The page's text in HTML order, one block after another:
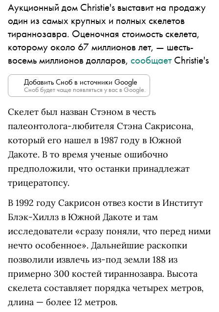
Аукционный дом Christie's выставит на продажу
один из самых крупных и полных скелетов
тираннозавра. Оценочная стоимость скелета,
которому около 67 миллионов лет, — шесть-
восемь миллионов долларов, сообщаетChristie's
Добавить Сноб в источники Google
Сноб будет чаще появляться у вас в Google.
Скелет был назван Стэном в честь
палеонтолога-любителя Стэна Сакрисона,
который его нашел в 1987 году в Южной
Дакоте. В то время ученые ошибочно
предположили, что останки принадлежат
трицератопсу.
В 1992 году Сакрисон отвез кости в Институт
Блэк-Хиллз в Южной Дакоте и там
исследователи «сразу поняли, что перед ними
нечто особенное». Дальнейшие раскопки
позволили извлечь из-под земли 188 из
примерно 300 костей тираннозавра. Высота
скелета составляет порядка четырех метров,
длина — более 12 метров.